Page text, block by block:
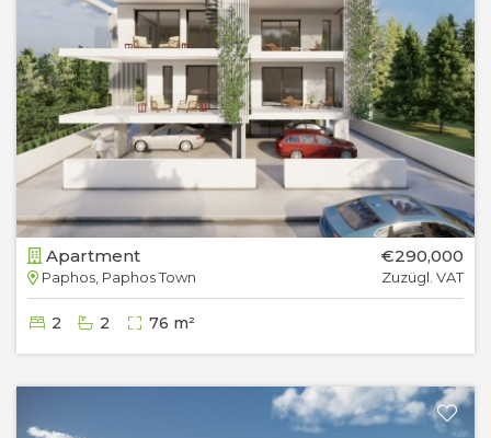
Apartment
Paphos, Paphos Town
€290,000
Zuzügl. VAT
2 2 76 m²